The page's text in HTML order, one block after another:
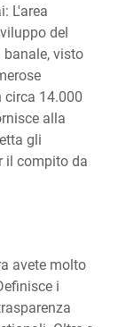
L'area
del
visto
circa 14.000
alla
gli
il compito da
avete molto
i